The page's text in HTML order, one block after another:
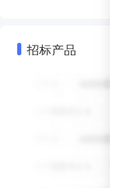
招标产品